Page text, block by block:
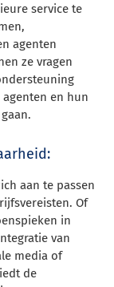
service te
agenten
ze vragen
en hun
aan te passen
Of
in
van
media of
de